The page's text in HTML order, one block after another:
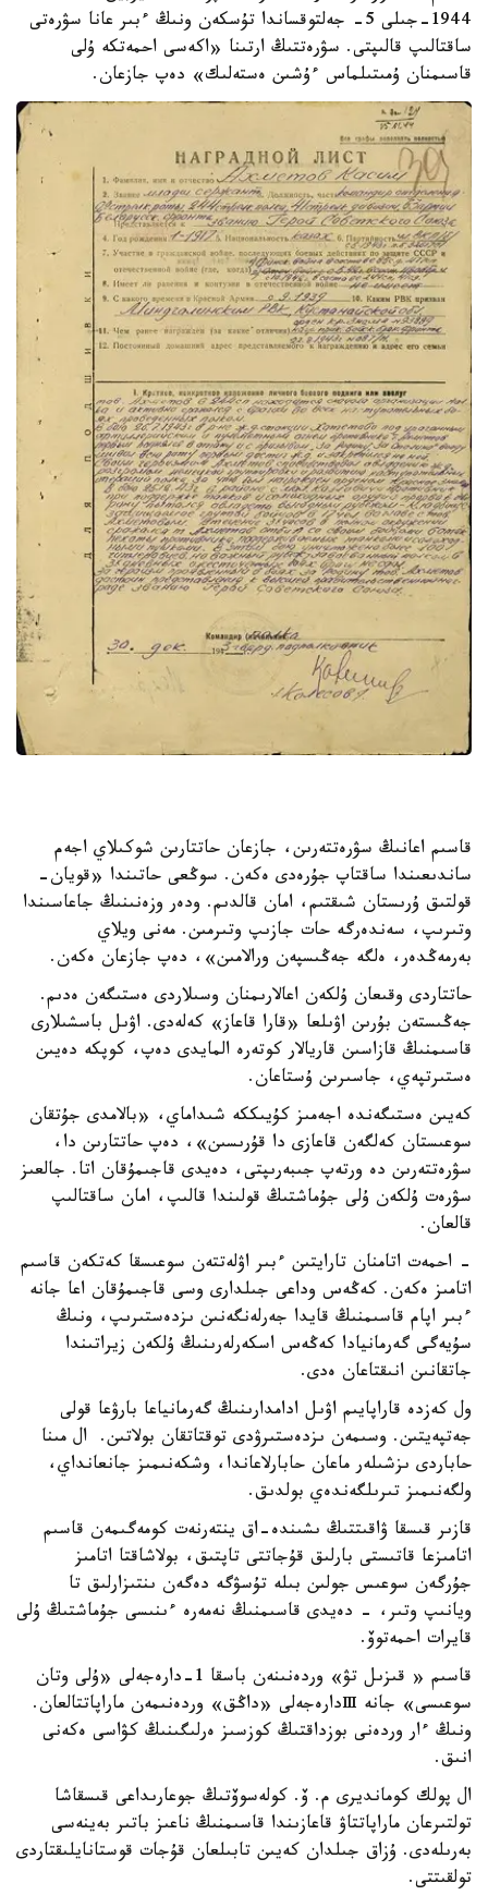
1944-جىلى 5- جەلتوقساندا تۇسكەن ونىڭ ءبىر عانا سۋرەتى
ساقتالىپ قالىپتى. سۋرەتتىڭ ارتىنا «اكەسى احمەتكە ۇلى
قاسىمنان ۇمىتىلماس ءۇشىن ەستەلىك» دەپ جازعان.
قاسىم اعانىڭ سۋرەتتەرىن، جازعان حاتتارىن شوكىلاي اجەم
ساندىعىندا ساقتاپ جۇرەدى ەكەن. سوڭعى حاتىندا «قويان-
قولتىق ۇرىستان شىقتىم، امان قالدىم. ودەر وزەنىنىڭ جاعاسىندا
وتىرىپ، سەندەرگە حات جازىپ وتىرمىن. مەنى ويلاي
بەرمەڭدەر، ەلگە جەڭىسپەن ورالامىن»، دەپ جازعان ەكەن.
حاتتاردى وقىعان ۇلكەن اعالارىمنان وسىلاردى ەستىگەن ەدىم.
جەڭىستەن بۇرىن اۋىلعا «قارا قاعاز» كەلەدى. اۋىل باسشىلارى
قاسىمنىڭ قازاسىن قاريالار كوتەرە المايدى دەپ، كوپكە دەيىن
ەستىرتپەي، جاسىرىن ۇستاعان.
كەيىن ەستىگەندە اجەمىز كۇيىككە شىداماي، «بالامدى جۇتقان
سوعىستان كەلگەن قاعازى دا قۇرىسىن»، دەپ حاتتارىن دا،
سۋرەتتەرىن دە ورتەپ جىبەرىپتى، دەيدى قاجىمۇقان اتا. جالعىز
سۋرەت ۇلكەن ۇلى جۇماشتىڭ قولىندا قالىپ، امان ساقتالىپ
قالعان.
- احمەت اتامنان تارايتىن ءبىر اۋلەتتەن سوعىسقا كەتكەن قاسىم
اتامىز ەكەن. كەڭەس وداعى جىلدارى وسى قاجىمۇقان اعا جانە
ءبىر اپام قاسىمنىڭ قايدا جەرلەنگەنىن ىزدەستىرىپ، ونىڭ
سۇيەگى گەرمانيادا كەڭەس اسكەرلەرىنىڭ ۇلكەن زيراتىندا
جاتقانىن انىقتاعان ەدى.
ول كەزدە قاراپايىم اۋىل ادامدارىنىڭ گەرمانياعا بارۋعا قولى
جەتپەيتىن. وسىمەن ىزدەستىرۋدى توقتاتقان بولاتىن. ال مىنا
حاباردى ىزشىلەر ماعان حابارلاعاندا، وشكەنىمىز جانعانداي،
ولگەنىمىز تىرىلگەندەي بولدىق.
قازىر قىسقا ۋاقىتتىڭ ىشىندە-اق ينتەرنەت كومەگىمەن قاسىم
اتامىزعا قاتىستى بارلىق قۇجاتتى تاپتىق، بولاشاقتا اتامىز
جۇرگەن سوعىس جولىن بىلە تۇسۋگە دەگەن ىنتىزارلىق تا
ويانىپ وتىر، - دەيدى قاسىمنىڭ نەمەرە ءىنىسى جۇماشتىڭ ۇلى
قايرات احمەتوۆ.
قاسىم « قىزىل تۋ» وردەنىنەن باسقا 1-دارەجەلى «ۇلى وتان
سوعىسى» جانە Ⅲدارەجەلى «داڭق» وردەنىمەن ماراپاتتالعان.
ونىڭ ءار وردەنى بوزداقتىڭ كوزسىز ەرلىگىنىڭ كۋاسى ەكەنى
انىق.
ال پولك كومانديرى م. ۆ. كولەسوۆتىڭ جوعارىداعى قىسقاشا
تولتىرعان ماراپاتتاۋ قاعازىندا قاسىمنىڭ ناعىز باتىر بەينەسى
بەرىلەدى. ۇزاق جىلدان كەيىن تابىلعان قۇجات قوستانايلىقتاردى
تولقىتتى.